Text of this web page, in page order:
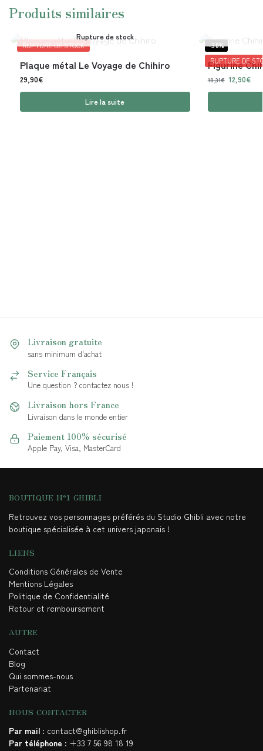
Produits similaires
RUPTURE DE STOCK
Rupture de stock
Plaque métal Le Voyage de Chihiro
29,90€
Lire la suite
-30%
RUPTURE DE
Figurine
18,31€ 12,90€
Livraison gratuite
sans minimum d'achat
Service Français
Une question ? contactez nous !
Livraison hors France
Livraison dans le monde entier
Paiement 100% sécurisé
Apple Pay, Visa, MasterCard
BOUTIQUE N°1 GHIBLI
Retrouvez vos personnages préférés du Studio Ghibli avec notre
boutique spécialisée à cet univers japonais !
LIENS
Conditions Générales de Vente
Mentions Légales
Politique de Confidentialité
Retour et remboursement
AUTRE
Contact
Blog
Qui sommes-nous
Partenariat
NOUS CONTACTER
Par mail : contact@ghiblishop.fr
Par téléphone : +33 7 56 98 18 19